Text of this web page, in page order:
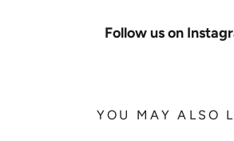
Follow us on
YOU MAY ALSO